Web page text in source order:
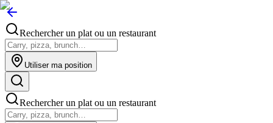
Rechercher un plat ou un restaurant
Utiliser ma position
Rechercher un plat ou un restaurant